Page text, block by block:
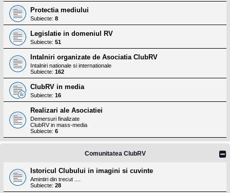
o
t
e
d
i
n
R
o
m
a
i
a
Protectia mediului
Subiecte: 8
Legislatie in domeniul RV
Subiecte: 51
Intalniri organizate de Asociatia ClubRV
Intalniri nationale si internationale
Subiecte: 162
ClubRV in media
Subiecte: 16
Realizari ale Asociatiei
Demersuri finalizate
ClubRV in mass-media
Subiecte: 6
Comunitatea ClubRV
Istoricul Clubului in imagini si cuvinte
Amintiri din trecut ....
Subiecte: 28